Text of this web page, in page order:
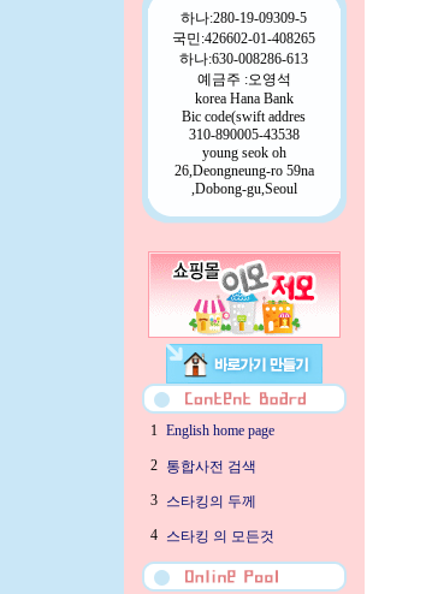
하나:280-19-09309-5
국민:426602-01-408265
하나:630-008286-613
예금주 :오영석
korea Hana Bank
Bic code(swift addres
310-890005-43538
young seok oh
26,Deongneung-ro 59na
,Dobong-gu,Seoul
1 English home page
2
통합사전 검색
3
스타킹의 두께
4
스타킹 의 모든것